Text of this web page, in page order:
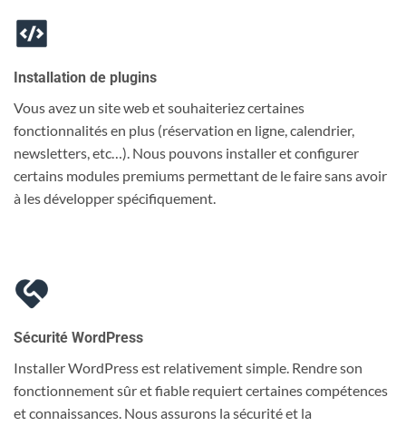
Installation de plugins
Vous avez un site web et souhaiteriez certaines
fonctionnalités en plus (réservation en ligne, calendrier,
newsletters, etc…). Nous pouvons installer et configurer
certains modules premiums permettant de le faire sans avoir
à les développer spécifiquement.
Sécurité WordPress
Installer WordPress est relativement simple. Rendre son
fonctionnement sûr et fiable requiert certaines compétences
et connaissances. Nous assurons la sécurité et la